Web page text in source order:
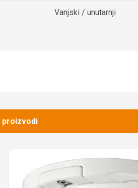
Vanjski / unutarnji
proizvodi